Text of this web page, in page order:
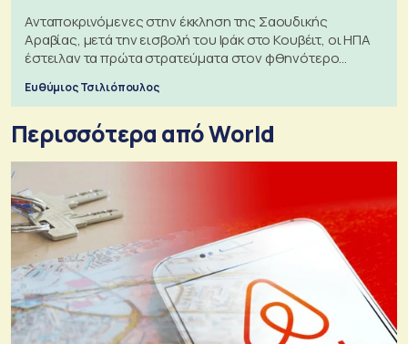
Ανταποκρινόμενες στην έκκληση της Σαουδικής
Αραβίας, μετά την εισβολή του Ιράκ στο Κουβέιτ, οι ΗΠΑ
έστειλαν τα πρώτα στρατεύματα στον φθηνότερο
Ευθύμιος Τσιλιόπουλος
Περισσότερα από World